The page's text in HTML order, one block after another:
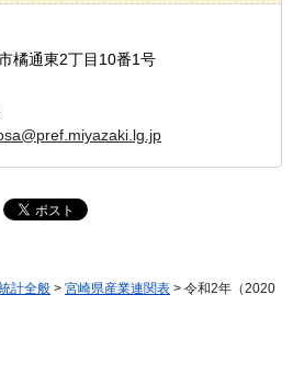
橘通東2丁目10番1号
計全般 > 宮崎県産業連関表 > 令和2年（2020